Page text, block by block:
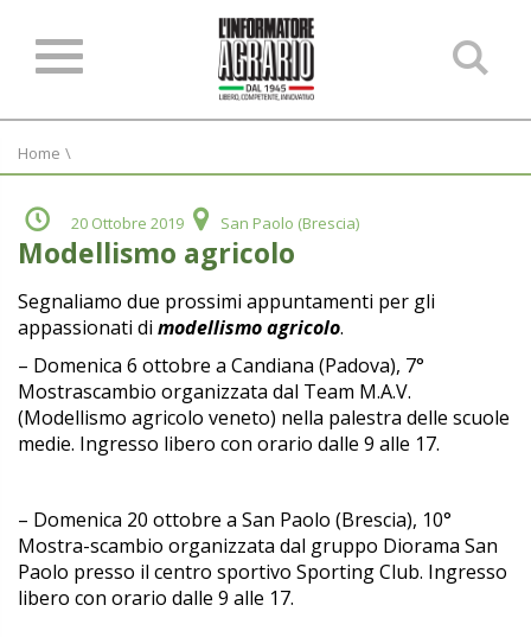
Home \
20 Ottobre 2019 San Paolo (Brescia)
Modellismo agricolo
Segnaliamo due prossimi appuntamenti per gli
appassionati di modellismo agricolo.
– Domenica 6 ottobre a Candiana (Padova), 7°
Mostrascambio organizzata dal Team M.A.V.
(Modellismo agricolo veneto) nella palestra delle scuole
medie. Ingresso libero con orario dalle 9 alle 17.
– Domenica 20 ottobre a San Paolo (Brescia), 10°
Mostra-scambio organizzata dal gruppo Diorama San
Paolo presso il centro sportivo Sporting Club. Ingresso
libero con orario dalle 9 alle 17.